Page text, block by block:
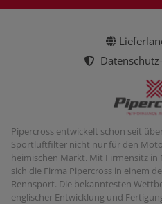
Pipercross entwickelt schon seit
Sportluftfilter nicht nur für den
heimischen Markt. Mit Firmensitz
sich die Firma Pipercross in einem
Rennsport. Die bekanntesten
englischer Entwicklung und